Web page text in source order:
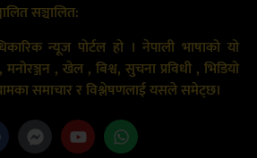
सञ्चालित:
न्यूज पोर्टल हो । नेपाली भाषाको यो
, खेल , बिश्व, सुचना प्रविधी , भिडियो
समाचार र विश्लेषणलाई यसले समेट्छ।